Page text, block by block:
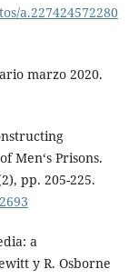
a.227424572280
marzo 2020.
Men‘s Prisons.
pp. 205-225.
a
y R. Osborne